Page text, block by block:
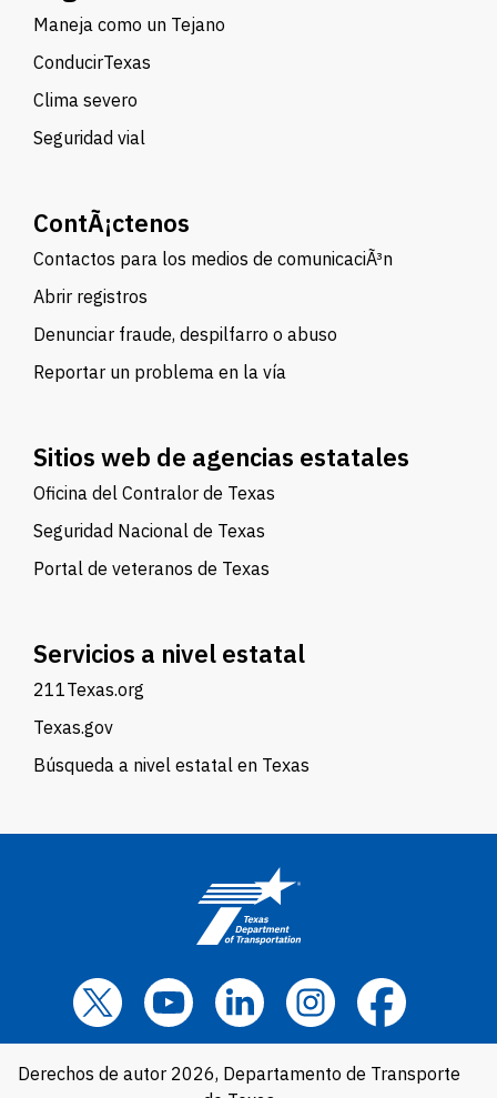
Maneja como un Tejano
ConducirTexas
Clima severo
Seguridad vial
ContÃ¡ctenos
Contactos para los medios de comunicaciÃ³n
Abrir registros
Denunciar fraude, despilfarro o abuso
Reportar un problema en la vía
Sitios web de agencias estatales
Oficina del Contralor de Texas
Seguridad Nacional de Texas
Portal de veteranos de Texas
Servicios a nivel estatal
211Texas.org
Texas.gov
Búsqueda a nivel estatal en Texas
Derechos de autor 2026, Departamento de Transporte